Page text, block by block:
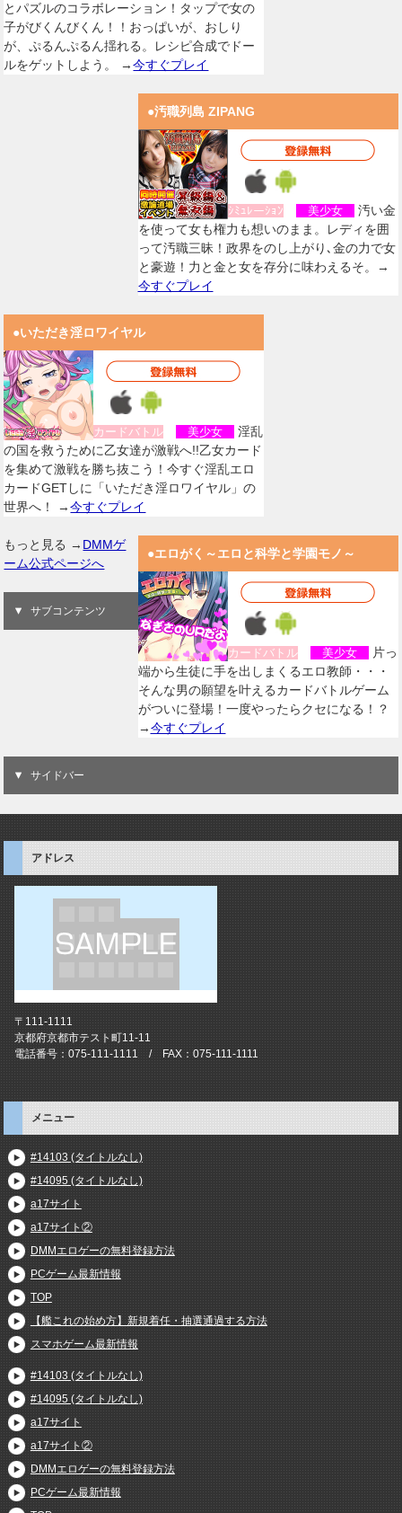
とパズルのコラボレーション！タップで女の
子がびくんびくん！！おっぱいが、おしり
が、ぷるんぷるん揺れる。レシピ合成でドー
ルをゲットしよう。 →今すぐプレイ
●汚職列島 ZIPANG
ｼﾐｭﾚーｼｮﾝ 美少女
汚い金
を使って女も権力も想いのまま。レディを囲
って汚職三昧！政界をのし上がり､金の力で女
と豪遊！力と金と女を存分に味わえるそ。→
今すぐプレイ
●いただき淫ロワイヤル
カードバトル 美少女
淫乱
の国を救うために乙女達が激戦へ!!乙女カード
を集めて激戦を勝ち抜こう！今すぐ淫乱エロ
カードGETしに「いただき淫ロワイヤル」の
世界へ！ →今すぐプレイ
●エロがく～エロと科学と学園モノ～
カードバトル 美少女
片っ
端から生徒に手を出しまくるエロ教師・・・
そんな男の願望を叶えるカードバトルゲーム
がついに登場！一度やったらクセになる！？
→今すぐプレイ
もっと見る → DMMゲ
ーム公式ページへ
サブコンテンツ
サイドバー
アドレス
〒111-1111
京都府京都市テスト町11-11
電話番号：075-111-1111 / FAX：075-111-1111
メニュー
#14103 (タイトルなし)
#14095 (タイトルなし)
a17サイト
a17サイト②
DMMエロゲーの無料登録方法
PCゲーム最新情報
TOP
【艦これの始め方】新規着任・抽選通過する方法
スマホゲーム最新情報
#14103 (タイトルなし)
#14095 (タイトルなし)
a17サイト
a17サイト②
DMMエロゲーの無料登録方法
PCゲーム最新情報